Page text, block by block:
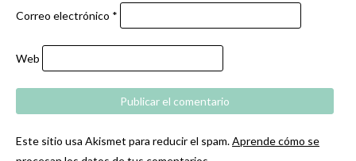
Correo electrónico *
Web
Este sitio usa Akismet para reducir el spam.Aprende cómo se